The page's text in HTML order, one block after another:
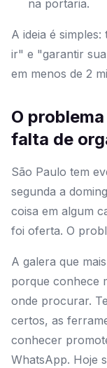
na portaria.
A ideia é
ir" e "garantir
em menos de 2
O
falta de
São Paulo tem
segunda a
coisa em algum
foi oferta. O
A galera que
porque conhece
onde procurar.
certos, as
conhecer
WhatsApp. Hoje